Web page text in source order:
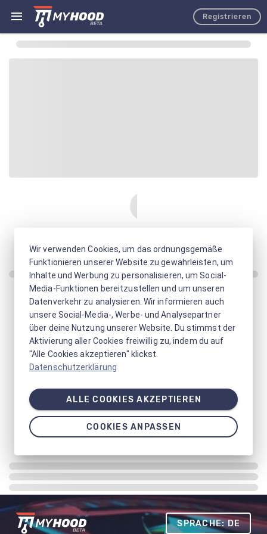
Registrieren
SPRACHE: DE
Wir verwenden Cookies, um das ordnungsgemäße
Funktionieren unserer Website zu gewährleisten, um
Inhalte und Werbung zu personalisieren, um Social-
Media-Funktionen bereitzustellen und um unseren
Datenverkehr zu analysieren. Wir informieren auch
unsere Social-Media-, Werbe- und Analysepartner
über deine Nutzung unserer Website. Du stimmst der
Aktivierung aller Cookies freiwillig zu, indem du auf
"Alle Cookies akzeptieren" klickst.
Datenschutzerklärung
ALLE COOKIES AKZEPTIEREN
COOKIES ANPASSEN